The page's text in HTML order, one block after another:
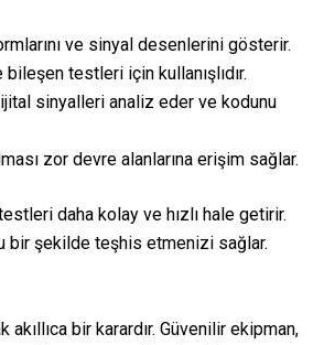
ve sinyal desenlerini gösterir.
bileşen testleri için kullanışlıdır.
sinyalleri analiz eder ve kodunu
zor devre alanlarına erişim sağlar.
daha kolay ve hızlı hale getirir.
bir şekilde teşhis etmenizi sağlar.
akıllıca bir karardır. Güvenilir ekipman,